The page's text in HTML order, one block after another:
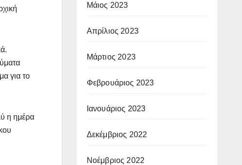
για το
η ημέρα
Μάιος 2023
Απρίλιος 2023
Μάρτιος 2023
Φεβρουάριος 2023
Ιανουάριος 2023
Δεκέμβριος 2022
Νοέμβριος 2022